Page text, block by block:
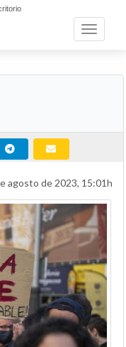
Toggle
agosto de 2023, 15:01h